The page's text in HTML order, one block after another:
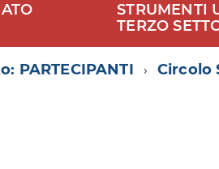
STRUMENTI
TERZO
PARTECIPANTI Circolo